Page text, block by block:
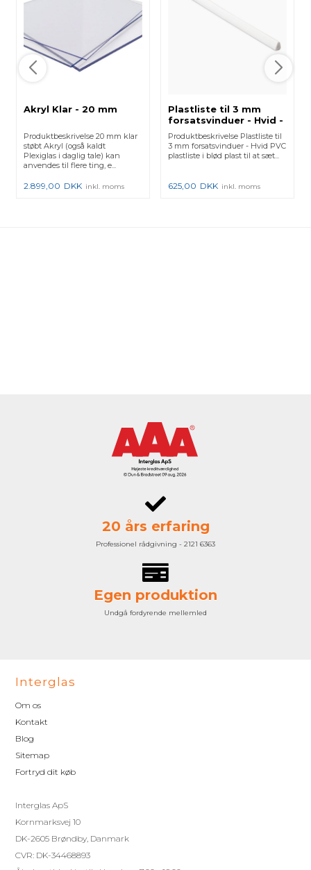
Akryl Klar - 20 mm
Produktbeskrivelse 20 mm klar
støbt Akryl (også kaldt
Plexiglas i daglig tale) kan
anvendes til flere ting, e...
2.899,00 DKK inkl. moms
Plastliste til 3 mm
forsatsvinduer - Hvid -
50 m
Produktbeskrivelse Plastliste til
3 mm forsatsvinduer - Hvid PVC
plastliste i blød plast til at sæt...
625,00 DKK inkl. moms
20 års erfaring
Professionel rådgivning - 2121 6363
Egen produktion
Undgå fordyrende mellemled
Interglas
Om os
Kontakt
Blog
Sitemap
Fortryd dit køb
Interglas ApS
Kornmarksvej 10
DK-2605 Brøndby, Danmark
CVR: DK-34468893